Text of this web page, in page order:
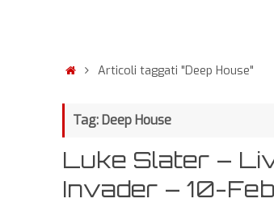
Articoli taggati "Deep House"
Tag: Deep House
Luke Slater –
Invader – 10-